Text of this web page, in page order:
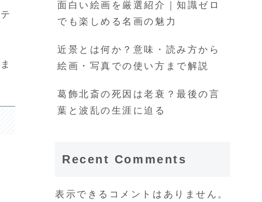
面白い絵画を厳選紹介｜知識ゼロ
でも楽しめる名画の魅力
近景とは何か？意味・読み方から
絵画・写真での使い方まで解説
葛飾北斎の死因は老衰？最後の言
葉と波乱の生涯に迫る
Recent Comments
表示できるコメントはありません。